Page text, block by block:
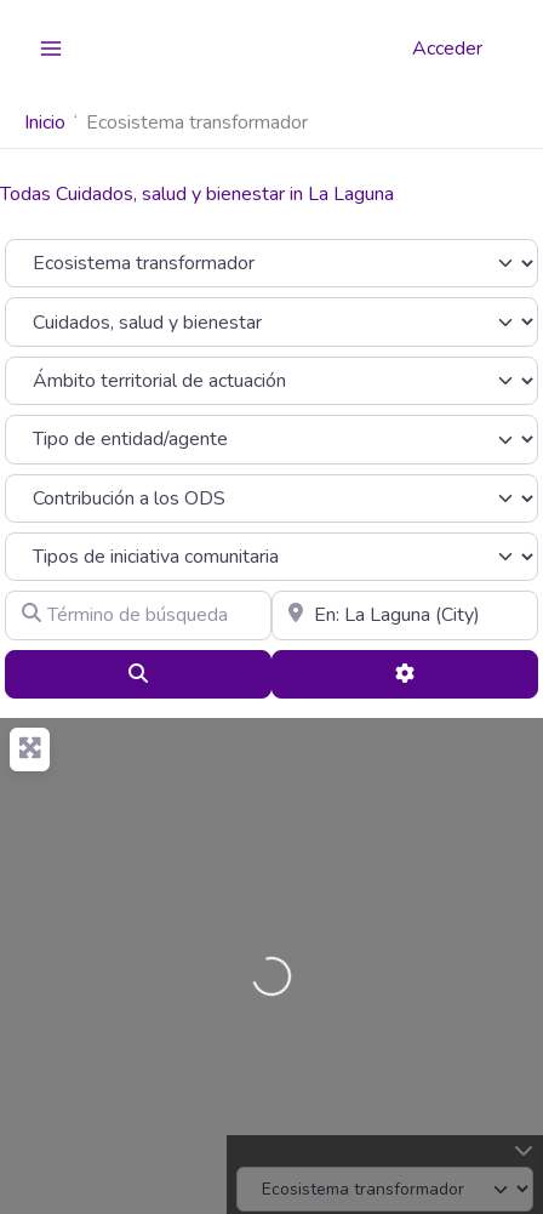
Acceder
Inicio Ecosistema transformador
Todas Cuidados, salud y bienestar in La Laguna
Seleccionar el formulario de búsqueda
Categoría
Término de búsqueda Cerca de
Advanced
Cargando…